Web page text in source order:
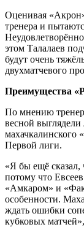
Оценивая
тренера и
этом Талалаев
будут очень
двухматчевого
Преимущества
По мнению
весной
махачкалинского
Первой лиги.
«Я бы ещё сказал,
потому что
«Амкаром» и
особенности.
ждать ошибки
кубковых